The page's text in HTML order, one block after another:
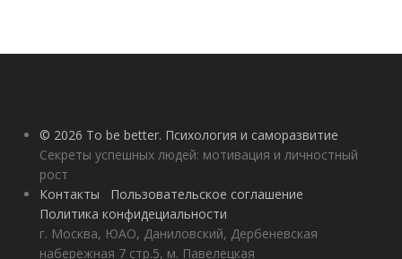
© 2026 To be better. Психология и саморазвитие
Секреты успешных людей: мотивация и личностный
рост
Контакты
Пользовательское соглашение
Политика конфидециальности
г. Москва, ЮАО, Даниловский, Дербеневская
набережная 7 стр.5, м. Павелецкая